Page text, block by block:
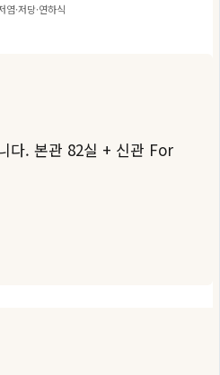
·저당·연하식
다. 본관 82실 + 신관 For